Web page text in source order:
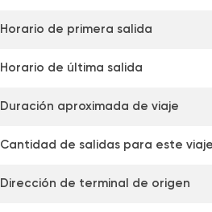
Horario de primera salida
Horario de última salida
Duración aproximada de viaje
Cantidad de salidas para este viaje
Dirección de terminal de origen